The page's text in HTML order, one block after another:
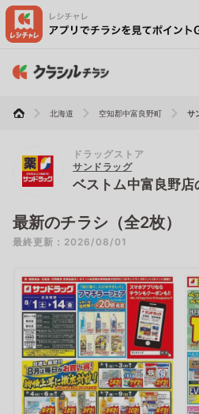
北海道 空知郡中富良野町 サ
ドラッグストア
サンドラッグ
ベストム中富良野店
最新のチラシ（全2枚）
最終更新：2026/08/01